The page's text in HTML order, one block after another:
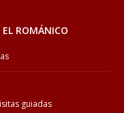
EL ROMÁNICO
guiadas